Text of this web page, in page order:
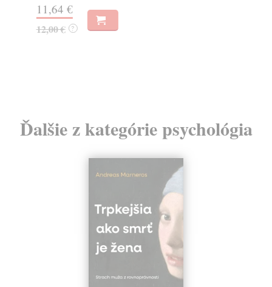
11,64 €
12,00 € ?
Ďalšie z kategórie psychológia